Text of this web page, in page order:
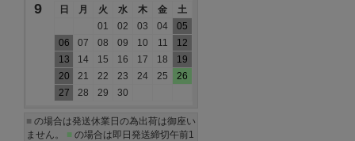
9 日 月 火 水 木 金
土
01
02 03 04
05
06
07 08 09 10 11
12
13
14 15 16 17 18
19
20
21 22 23 24 25
26
27
28 29 30
■ の場合は発送休業日の為出荷は御座い
ません。 ■ の場合は即日発送締切午前1